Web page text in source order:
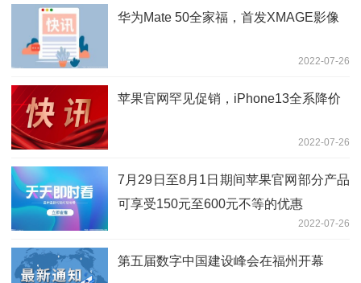
华为Mate 50全家福，首发XMAGE影像
2022-07-26
苹果官网罕见促销，iPhone13全系降价
2022-07-26
7月29日至8月1日期间苹果官网部分产品
可享受150元至600元不等的优惠
2022-07-26
第五届数字中国建设峰会在福州开幕